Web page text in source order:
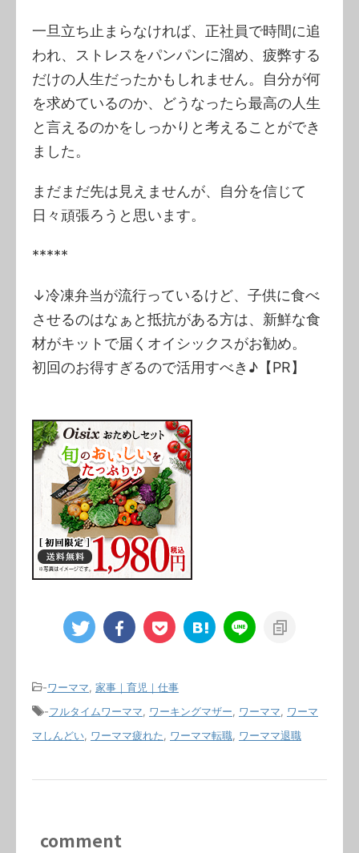
一旦立ち止まらなければ、正社員で時間に追
われ、ストレスをパンパンに溜め、疲弊する
だけの人生だったかもしれません。自分が何
を求めているのか、どうなったら最高の人生
と言えるのかをしっかりと考えることができ
ました。
まだまだ先は見えませんが、自分を信じて
日々頑張ろうと思います。
*****
↓冷凍弁当が流行っているけど、子供に食べ
させるのはなぁと抵抗がある方は、新鮮な食
材がキットで届くオイシックスがお勧め。
初回のお得すぎるので活用すべき♪【PR】
-ワーママ 家事｜育児｜仕事
-フルタイムワーママ ワーキングマザー ワーママ
ワーマ
マしんどい ワーママ疲れた ワーママ転職 ワーママ退職
comment